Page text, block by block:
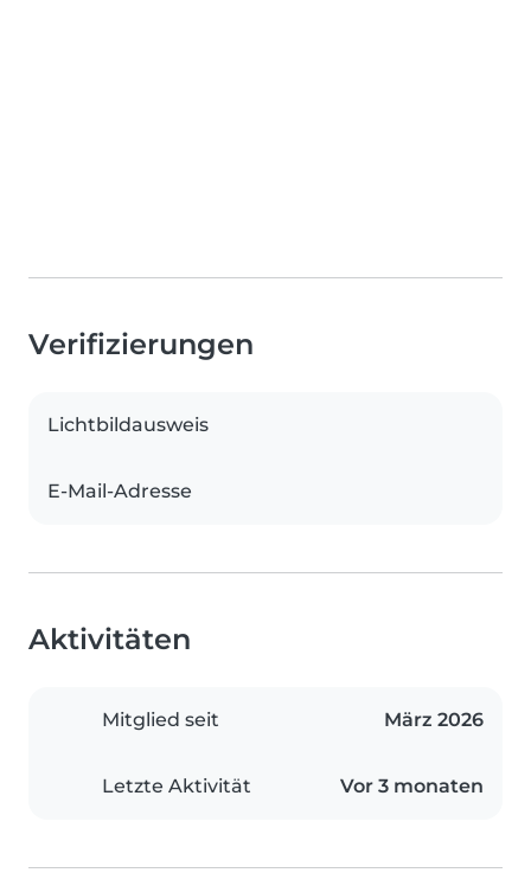
Verifizierungen
Lichtbildausweis
E-Mail-Adresse
Aktivitäten
Mitglied seit März 2026
Letzte Aktivität Vor 3 monaten